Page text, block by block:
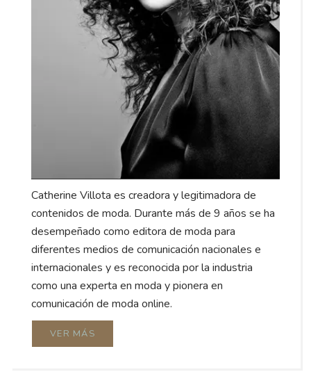
Catherine Villota es creadora y legitimadora de
contenidos de moda. Durante más de 9 años se ha
desempeñado como editora de moda para
diferentes medios de comunicación nacionales e
internacionales y es reconocida por la industria
como una experta en moda y pionera en
comunicación de moda online.
VER MÁS